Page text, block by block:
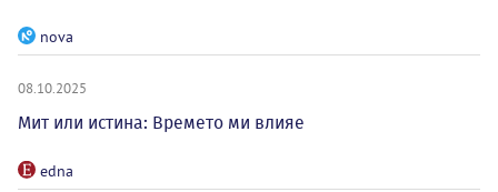
nova
08.10.2025
Мит или истина: Времето ми влияе
edna